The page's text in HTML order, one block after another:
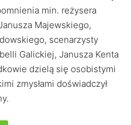
min. reżysera
Majewskiego,
scenarzysty
Galickiej, Janusza Kenta
dzielą się osobistymi
zmysłami doświadczył